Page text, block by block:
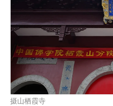
摄山栖霞寺